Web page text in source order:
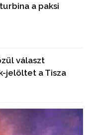
a paksi
választ
jelöltet a Tisza